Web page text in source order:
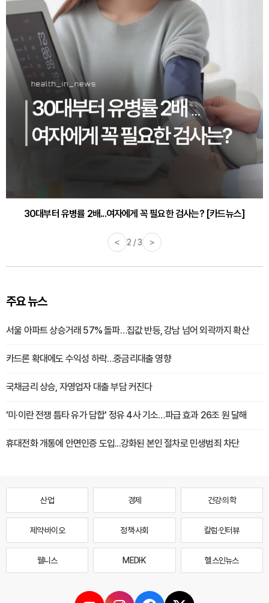
30대부터 유병률 2배...여자에게 꼭 필요한 검사는? [카드뉴스]
감기·독감 예방하고 면역력 높이는 4가지 영양제 [카드뉴스]
< 2 / 3 >
주요 뉴스
서울 아파트 상승거래 57% 돌파…집값 반등, 강남 넘어 외곽까지 확산
카드론 확대에도 수익성 하락…중금리대출 영향
국채금리 상승, 자영업자 대출 부담 커진다
'미·이란 전쟁 틈타 유가 담합' 정유 4사 기소…파급 효과 26조 원 달해
휴대전화 개통에 안면인증 도입...강화된 본인 절차로 민생범죄 차단
산업 경제 건강·의학
제약·바이오 정책·사회 칼럼·인터뷰
웰니스 MEDI·K 헬스인뉴스